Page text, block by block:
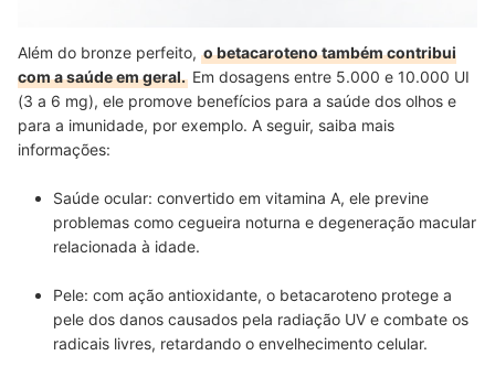
Além do bronze perfeito, o betacaroteno também contribui
com a saúde em geral. Em dosagens entre 5.000 e 10.000 UI
(3 a 6 mg), ele promove benefícios para a saúde dos olhos e
para a imunidade, por exemplo. A seguir, saiba mais
informações:
Saúde ocular: convertido em vitamina A, ele previne
problemas como cegueira noturna e degeneração macular
relacionada à idade.
Pele: com ação antioxidante, o betacaroteno protege a
pele dos danos causados pela radiação UV e combate os
radicais livres, retardando o envelhecimento celular.